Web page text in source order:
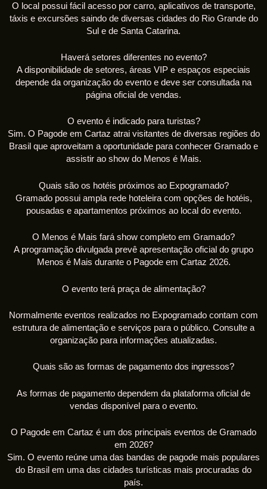
O local possui fácil acesso por carro, aplicativos de transporte,
táxis e excursões saindo de diversas cidades do Rio Grande do
Sul e de Santa Catarina.
Haverá setores diferentes no evento?
A disponibilidade de setores, áreas VIP e espaços especiais
depende da organização do evento e deve ser consultada na
página oficial de vendas.
O evento é indicado para turistas?
Sim. O Pagode em Cartaz atrai visitantes de diversas regiões do
Brasil que aproveitam a oportunidade para conhecer Gramado e
assistir ao show do Menos é Mais.
Quais são os hotéis próximos ao Expogramado?
Gramado possui ampla rede hoteleira com opções de hotéis,
pousadas e apartamentos próximos ao local do evento.
O Menos é Mais fará show completo em Gramado?
A programação divulgada prevê apresentação oficial do grupo
Menos é Mais durante o Pagode em Cartaz 2026.
O evento terá praça de alimentação?
Normalmente eventos realizados no Expogramado contam com
estrutura de alimentação e serviços para o público. Consulte a
organização para informações atualizadas.
Quais são as formas de pagamento dos ingressos?
As formas de pagamento dependem da plataforma oficial de
vendas disponível para o evento.
O Pagode em Cartaz é um dos principais eventos de Gramado
em 2026?
Sim. O evento reúne uma das bandas de pagode mais populares
do Brasil em uma das cidades turísticas mais procuradas do
país.